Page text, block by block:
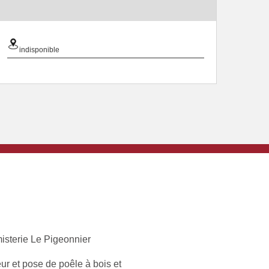
indisponible
Le Pigeonnier
et pose de poêle à bois et